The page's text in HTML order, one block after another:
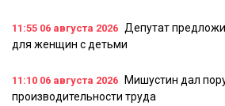
11:55 06 августа 2026 Депутат
для женщин с детьми
11:10 06 августа 2026
Мишустин дал
производительности труда